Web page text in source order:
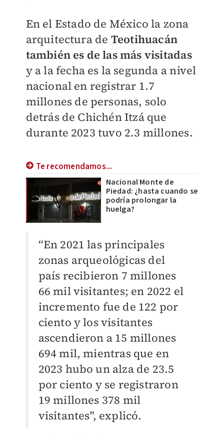
En el Estado de México la zona
arquitectura de Teotihuacán
también es de las más visitadas
y a la fecha es la segunda a nivel
nacional en registrar 1.7
millones de personas, solo
detrás de Chichén Itzá que
durante 2023 tuvo 2.3 millones.
Te recomendamos...
Nacional Monte de
Piedad: ¿hasta cuando se
podría prolongar la
huelga?
“En 2021 las principales
zonas arqueológicas del
país recibieron 7 millones
66 mil visitantes; en 2022 el
incremento fue de 122 por
ciento y los visitantes
ascendieron a 15 millones
694 mil, mientras que en
2023 hubo un alza de 23.5
por ciento y se registraron
19 millones 378 mil
visitantes", explicó.